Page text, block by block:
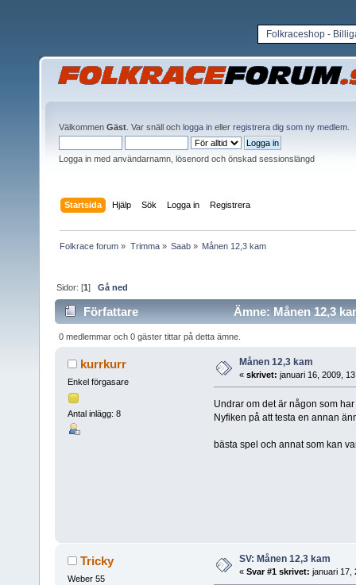
Folkraceshop -
Välkommen Gäst . Var snäll och logga in eller registrera dig som ny medlem
Logga in med användarnamn, lösenord och önskad sessionslängd
Startsida Hjälp Sök Logga in Registrera
Folkrace forum » Trimma» Saab» Månen 12,3 kam
Sidor: [1]Gå ned
Författare Ämne: Månen 12,3
0 medlemmar och 0 gäster tittar på detta ämne.
kurrkurr
Enkel förgasare
Antal inlägg: 8
Månen 12,3 kam
« skrivet: januari 16, 2009,
Undrar om det är någon som
Nyfiken på att testa en annan
bästa spel och annat som kan
Tricky
Weber 55
SV: Månen 12,3 kam
« Svar #1 skrivet: januari 17,